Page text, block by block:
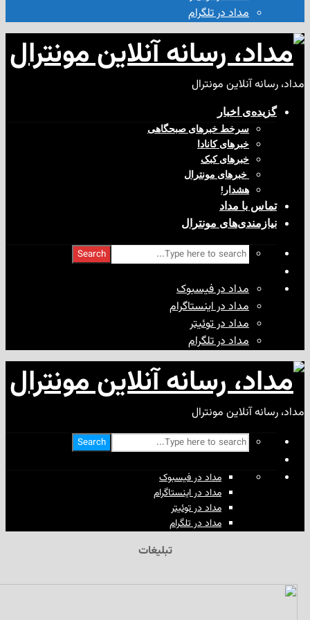
مداد در تلگرام
مونترال
اخبار
سرخط خبرهای صبحگاهی
خبرهای کانادا
خبرهای کبک
‌ خبرهای مونترال
مداد
مونترال
Search
مداد در فیسبوک
مداد در اینستاگرام
مداد در توئیتر
مداد در تلگرام
مونترال
Search
مداد در فیسبوک
مداد در اینستاگرام
مداد در توئیتر
مداد در تلگرام